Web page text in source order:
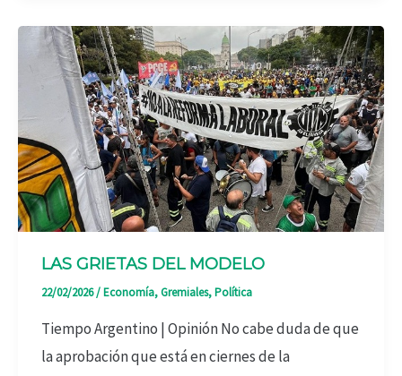
LAS GRIETAS DEL MODELO
22/02/2026/Economía,Gremiales,Política
Tiempo Argentino | Opinión No cabe duda de que
la aprobación que está en ciernes de la